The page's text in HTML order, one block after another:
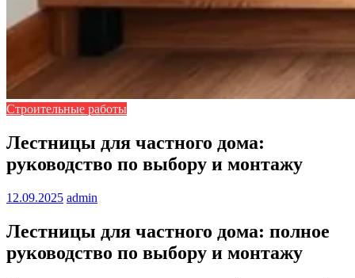
Строительные работы
Лестницы для частного дома:
руководство по выбору и монтажу
12.09.2025 admin
Лестницы для частного дома: полное
руководство по выбору и монтажу